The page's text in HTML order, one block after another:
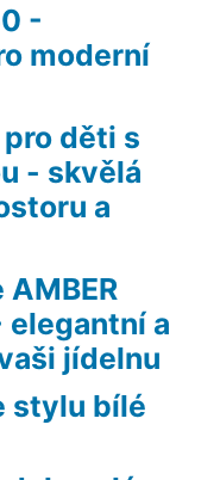
-
moderní
děti s
- skvělá
a
a
jídelnu
stylu bílé